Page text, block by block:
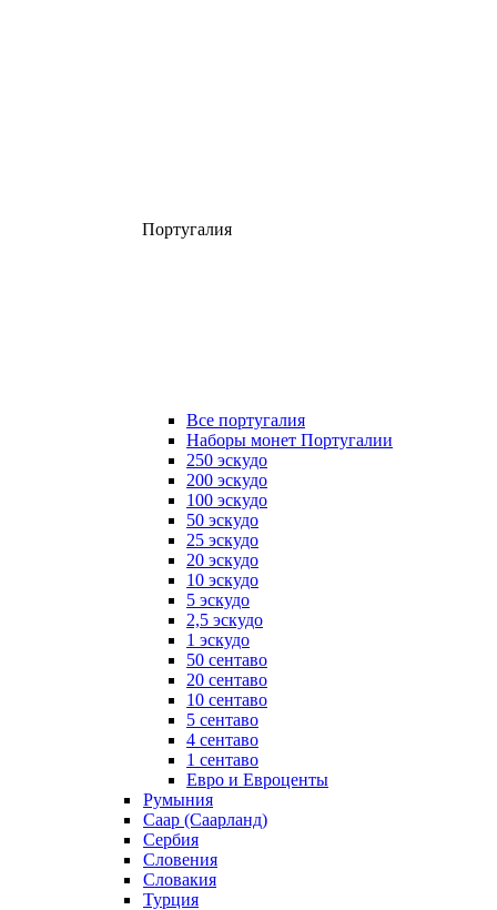
Португалия
Все португалия
Наборы монет Португалии
250 эскудо
200 эскудо
100 эскудо
50 эскудо
25 эскудо
20 эскудо
10 эскудо
5 эскудо
2,5 эскудо
1 эскудо
50 сентаво
20 сентаво
10 сентаво
5 сентаво
4 сентаво
1 сентаво
Евро и Евроценты
Румыния
Саар (Саарланд)
Сербия
Словения
Словакия
Турция